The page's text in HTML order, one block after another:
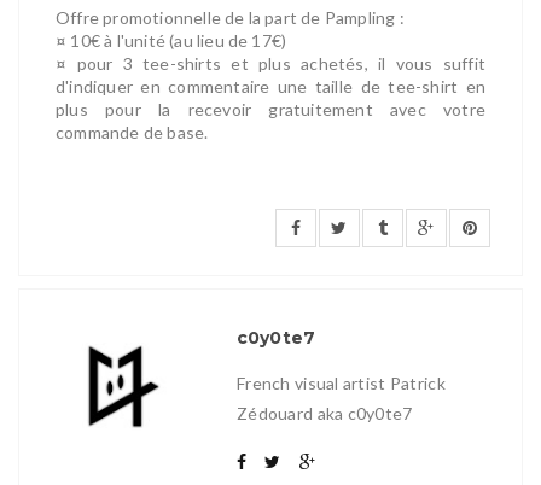
Offre promotionnelle de la part de Pampling :
¤ 10€ à l'unité (au lieu de 17€)
¤ pour 3 tee-shirts et plus achetés, il vous suffit
d'indiquer en commentaire une taille de tee-shirt en
plus pour la recevoir gratuitement avec votre
commande de base.
c0y0te7
French visual artist Patrick
Zédouard aka c0y0te7